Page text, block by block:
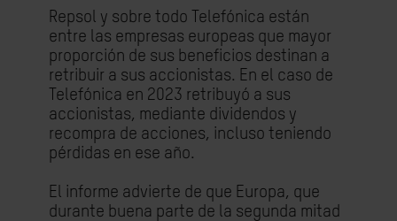
Repsol y sobre todo Telefónica están
entre las empresas europeas que mayor
proporción de sus beneficios destinan a
retribuir a sus accionistas. En el caso de
Telefónica en 2023 retribuyó a sus
accionistas, mediante dividendos y
recompra de acciones, incluso teniendo
pérdidas en ese año.
El informe advierte de que Europa, que
durante buena parte de la segunda mitad